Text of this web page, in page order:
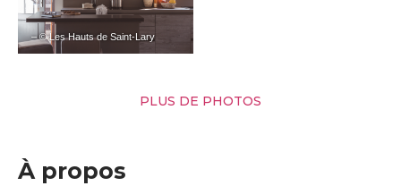
– © Les Hauts de Saint-Lary
PLUS DE PHOTOS
À propos